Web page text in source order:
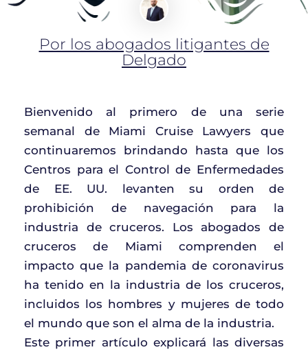
Por los abogados litigantes de
Delgado
Bienvenido al primero de una serie
semanal de Miami Cruise Lawyers que
continuaremos brindando hasta que los
Centros para el Control de Enfermedades
de EE. UU. levanten su orden de
prohibición de navegación para la
industria de cruceros. Los abogados de
cruceros de Miami comprenden el
impacto que la pandemia de coronavirus
ha tenido en la industria de los cruceros,
incluidos los hombres y mujeres de todo
el mundo que son el alma de la industria.
Este primer artículo explicará las diversas